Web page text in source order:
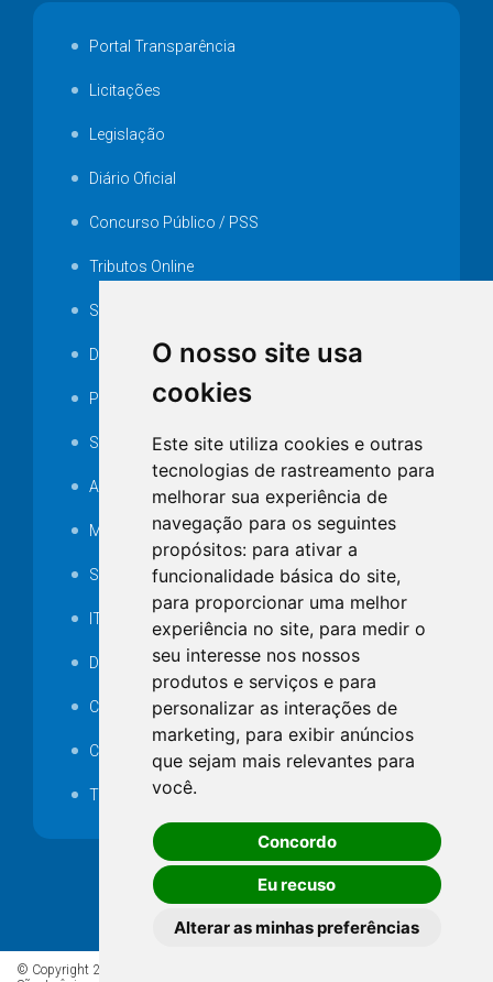
O nosso site usa
cookies
Este site utiliza cookies e outras
tecnologias de rastreamento para
melhorar sua experiência de
navegação para os seguintes
propósitos: para ativar a
funcionalidade básica do site,
para proporcionar uma melhor
experiência no site, para medir o
seu interesse nos nossos
produtos e serviços e para
personalizar as interações de
marketing, para exibir anúncios
que sejam mais relevantes para
você.
Concordo
Eu recuso
Alterar as minhas preferências
Portal Transparência
Licitações
Legislação
Diário Oficial
Concurso Público / PSS
Tributos Online
Serviços ISS-E
Decretos
Portarias
SAMAE
Audiência pública
MANUTENÇÃO DE ILUMINAÇÃO PÚBLICA
Serviços Técnicos TI
ITR
Desapropriações
Catalogo Eletrônico de Padronização
Consórcios Municipais
Telefones Úteis
© Copyright 2026 - Todos os direitos reservados à Prefeitura de